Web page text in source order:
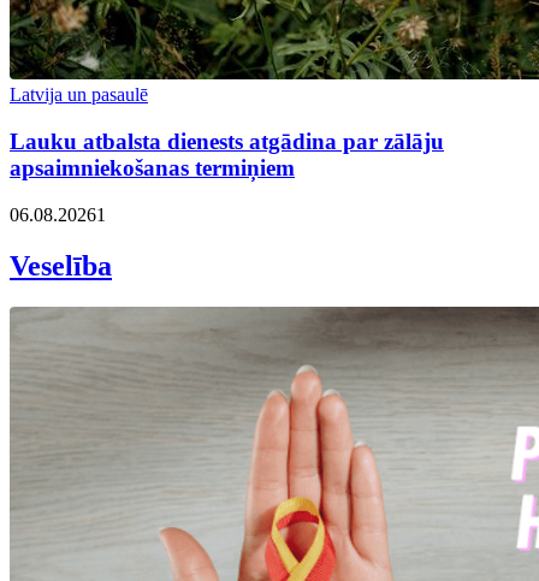
Latvija un pasaulē
Lauku atbalsta dienests atgādina par zālāju
apsaimniekošanas termiņiem
06.08.20261
Veselība